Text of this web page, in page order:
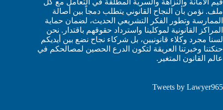
ملف. نؤمن بأن النجاح القانوني يتطلب دمجاً بين أصالة
الممارسة وتطور الفكر التشريعي الحديث، لضمان حماية
المراكز القانونية لموكلينا واسترداد حقوقهم باقتدار. نحن
لسنا مجرد وكلاء قانونيين، بل شركاء نجاح نضع بين أيديكم
حنكتنا وخبرتنا العريقة لتكون الدرع الحصين لمصالحكم في
عالم القانون المتغير.
Tweets by Lawyer965